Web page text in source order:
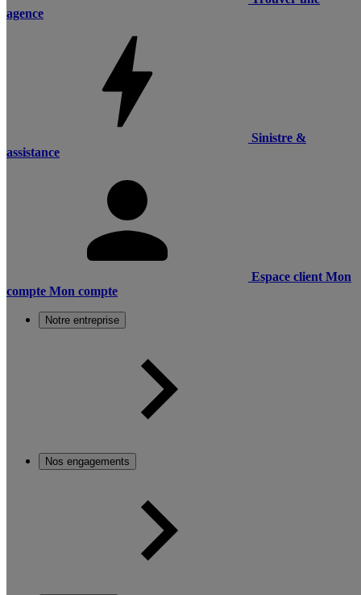
agence
Sinistre &
assistance
Espace client Mon
compte Mon compte
Notre entreprise
Nos engagements